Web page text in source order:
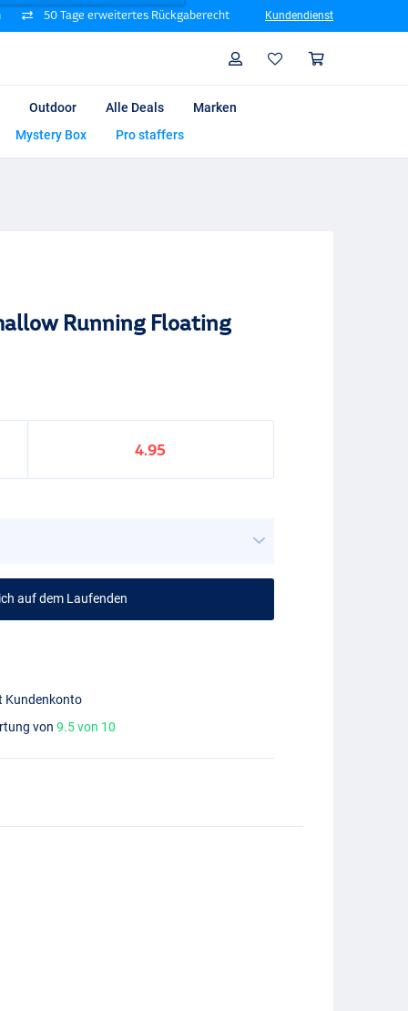
50 Tage erweitertes Rückgaberecht Kundendienst
Profil
Outdoor Alle Deals
Marken
Mystery Box Pro staffers
Running Floating
4.95
auf dem Laufenden
Kundenkonto
von9.5 von 10